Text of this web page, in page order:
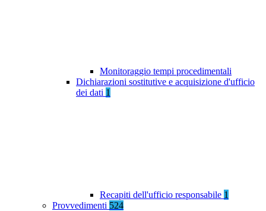
Monitoraggio tempi procedimentali
Dichiarazioni sostitutive e acquisizione d'ufficio
dei dati 1
Recapiti dell'ufficio responsabile 1
Provvedimenti 524